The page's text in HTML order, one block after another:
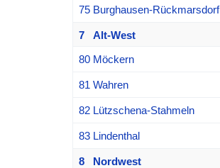
75 Burghausen-Rückmarsdorf
7 Alt-West
80 Möckern
81 Wahren
82 Lützschena-Stahmeln
83 Lindenthal
8 Nordwest